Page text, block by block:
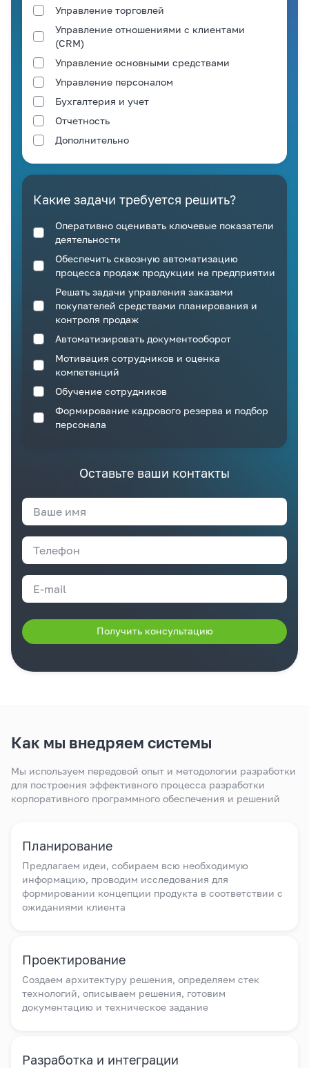
Управление торговлей
Управление отношениями с клиентами
(CRM)
Управление основными средствами
Управление персоналом
Бухгалтерия и учет
Отчетность
Дополнительно
Какие задачи требуется решить?
Оперативно оценивать ключевые показатели
деятельности
Обеспечить сквозную автоматизацию
процесса продаж продукции на предприятии
Решать задачи управления заказами
покупателей средствами планирования и
контроля продаж
Автоматизировать документооборот
Мотивация сотрудников и оценка
компетенций
Обучение сотрудников
Формирование кадрового резерва и подбор
персонала
Оставьте ваши контакты
Получить консультацию
Как мы внедряем системы
Мы используем передовой опыт и методологии разработки
для построения эффективного процесса разработки
корпоративного программного обеспечения и решений
Планирование
Предлагаем идеи, собираем всю необходимую
информацию, проводим исследования для
формировании концепции продукта в соответствии с
ожиданиями клиента
Проектирование
Создаем архитектуру решения, определяем стек
технологий, описываем решения, готовим
документацию и техническое задание
Разработка и интеграции